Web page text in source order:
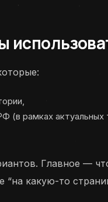
(в рамках актуальных
Главное —
“на какую-то